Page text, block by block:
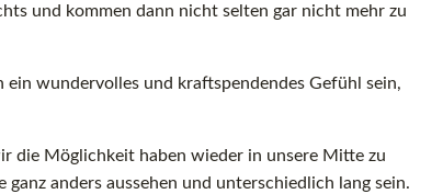
und kommen dann nicht selten gar nicht mehr zu
wundervolles und kraftspendendes Gefühl sein,
die Möglichkeit haben wieder in unsere Mitte zu
anders aussehen und unterschiedlich lang sein.